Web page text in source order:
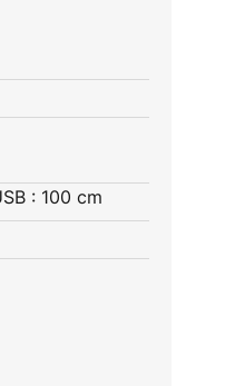
: 100 cm